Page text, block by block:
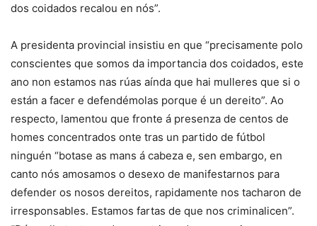
dos coidados recalou en nós”.
A presidenta provincial insistiu en que “precisamente polo
conscientes que somos da importancia dos coidados, este
ano non estamos nas rúas aínda que hai mulleres que si o
están a facer e defendémolas porque é un dereito”. Ao
respecto, lamentou que fronte á presenza de centos de
homes concentrados onte tras un partido de fútbol
ninguén “botase as mans á cabeza e, sen embargo, en
canto nós amosamos o desexo de manifestarnos para
defender os nosos dereitos, rapidamente nos tacharon de
irresponsables. Estamos fartas de que nos criminalicen”.